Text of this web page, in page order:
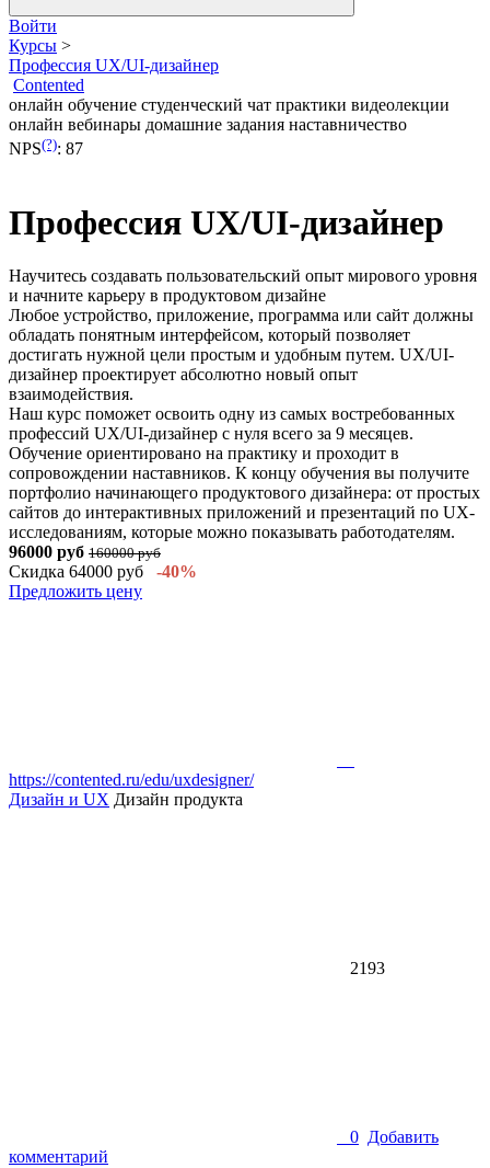
Войти
Курсы >
Профессия UX/UI-дизайнер
Contented
онлайн обучение студенческий чат практики видеолекции
онлайн вебинары домашние задания наставничество
NPS(?): 87
Профессия UX/UI-дизайнер
Научитесь создавать пользовательский опыт мирового уровня
и начните карьеру в продуктовом дизайне
Любое устройство, приложение, программа или сайт должны
обладать понятным интерфейсом, который позволяет
достигать нужной цели простым и удобным путем. UX/UI-
дизайнер проектирует абсолютно новый опыт
взаимодействия.
Наш курс поможет освоить одну из самых востребованных
профессий UX/UI-дизайнер с нуля всего за 9 месяцев.
Обучение ориентировано на практику и проходит в
сопровождении наставников. К концу обучения вы получите
портфолио начинающего продуктового дизайнера: от простых
сайтов до интерактивных приложений и презентаций по UX-
исследованиям, которые можно показывать работодателям.
96000 руб 160000 руб
Скидка 64000 руб -40%
Предложить цену
https://contented.ru/edu/uxdesigner/
Дизайн и UX Дизайн продукта
2193
0 Добавить
комментарий